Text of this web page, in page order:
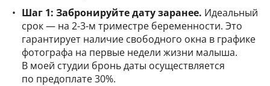
Шаг 1: Забронируйте дату заранее. Идеальный
срок — на 2-3-м триместре беременности. Это
гарантирует наличие свободного окна в графике
фотографа на первые недели жизни малыша.
В моей студии бронь даты осуществляется
по предоплате 30%.